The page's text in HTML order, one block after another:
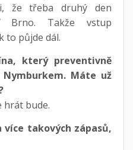
že třeba druhý den
Brno. Takže vstup
to půjde dál.
který preventivně
Máte už
hrát bude.
více takových zápasů,